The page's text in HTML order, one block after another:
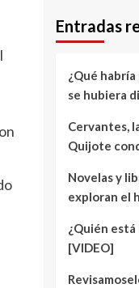
Entradas
¿Qué
se hubiera
Cervantes,
Quijote
Novelas y
exploran el
¿Quién
[VIDEO]